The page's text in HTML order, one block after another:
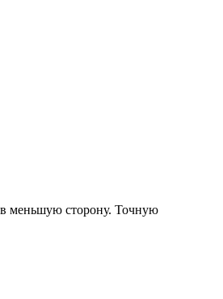
меньшую сторону. Точную